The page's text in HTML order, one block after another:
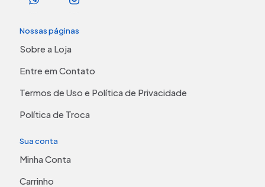
Nossas páginas
Sobre a Loja
Entre em Contato
Termos de Uso e Política de Privacidade
Política de Troca
Sua conta
Minha Conta
Carrinho